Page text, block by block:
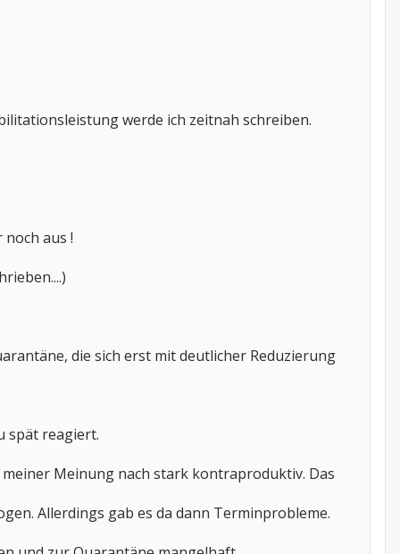
werde ich zeitnah schreiben.
aus !
die sich erst mit deutlicher Reduzierung
spät reagiert.
Meinung nach stark kontraproduktiv. Das
Allerdings gab es da dann Terminprobleme.